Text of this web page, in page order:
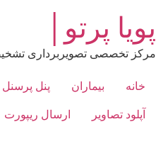
محتوا
پویا پرتو│
مرکز تخصصی تصویربرداری
خانه بیماران پنل پرسنل
آپلود تصاویر ارسال ریپورت